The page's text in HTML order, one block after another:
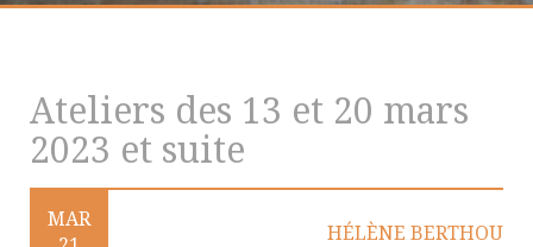
Ateliers des 13 et 20 mars
2023 et suite
MAR
HÉLÈNE BERTHOU